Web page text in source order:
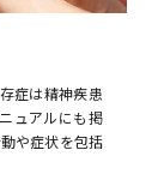
症は精神疾患
ュアルにも掲
動や症状を包括